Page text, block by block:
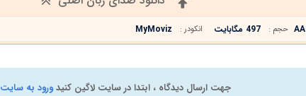
حجم : 497 مگابایت انکودر : MyMoviz
جهت ارسال دیدگاه ، ابتدا در سایت لاگین کنیدورود به سایت